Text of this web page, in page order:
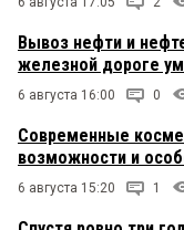
Вывоз нефти и
железной дороге
6 августа 16:00 0
Современные
возможности и
6 августа 15:20 1